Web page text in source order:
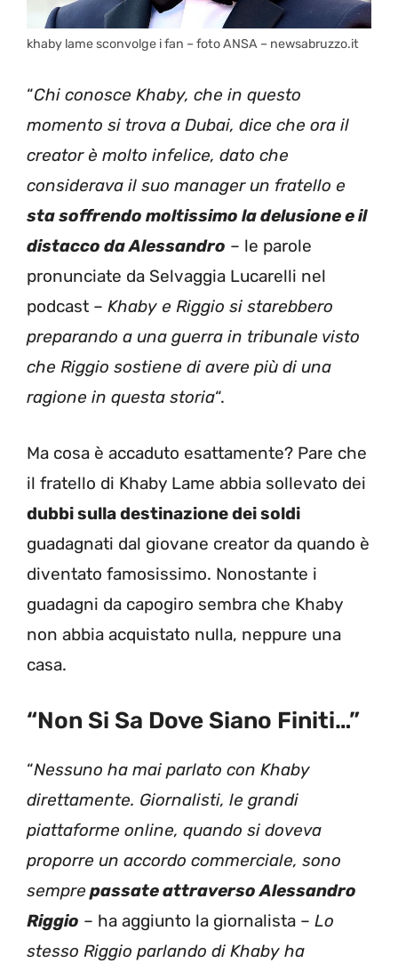
khaby lame sconvolge i fan – foto ANSA – newsabruzzo.it
“Chi conosce Khaby, che in questo
momento si trova a Dubai, dice che ora il
creator è molto infelice, dato che
considerava il suo manager un fratello e
sta soffrendo moltissimo la delusione e il
distacco da Alessandro – le parole
pronunciate da Selvaggia Lucarelli nel
podcast – Khaby e Riggio si starebbero
preparando a una guerra in tribunale visto
che Riggio sostiene di avere più di una
ragione in questa storia“.
Ma cosa è accaduto esattamente? Pare che
il fratello di Khaby Lame abbia sollevato dei
dubbi sulla destinazione dei soldi
guadagnati dal giovane creator da quando è
diventato famosissimo. Nonostante i
guadagni da capogiro sembra che Khaby
non abbia acquistato nulla, neppure una
casa.
“Non Si Sa Dove Siano Finiti…”
“Nessuno ha mai parlato con Khaby
direttamente. Giornalisti, le grandi
piattaforme online, quando si doveva
proporre un accordo commerciale, sono
sempre passate attraverso Alessandro
Riggio – ha aggiunto la giornalista – Lo
stesso Riggio parlando di Khaby ha